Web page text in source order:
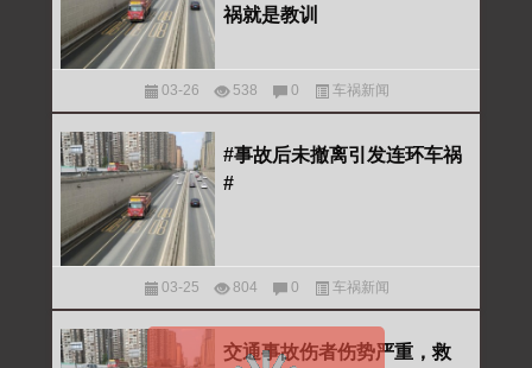
祸就是教训
03-26 538 0 车祸新闻
#事故后未撤离引发连环车祸
#
03-25 804 0 车祸新闻
交通事故伤者伤势严重，救